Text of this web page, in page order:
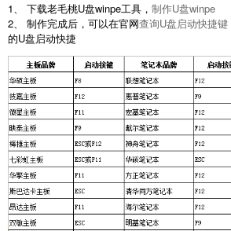
1、 下载老毛桃U盘winpe工具， 制作U盘winpe
2、 制作完成后，可以在官网查询U盘启动快捷键
的U盘启动快捷